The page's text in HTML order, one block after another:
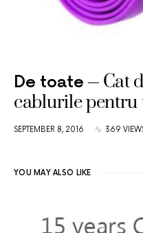
De toate
Cat
cablurile pentru
SEPTEMBER 8, 2016 369
YOU MAY ALSO LIKE